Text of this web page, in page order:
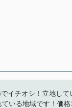
イチオシ！立地し
いる地域です！価